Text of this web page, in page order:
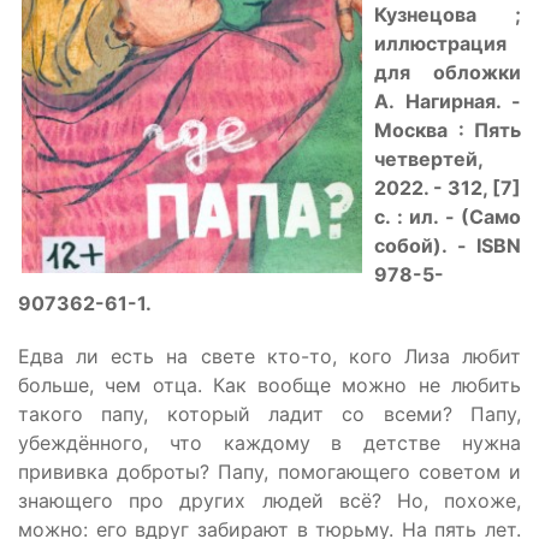
Кузнецова ;
иллюстрация
для обложки
А. Нагирная. -
Москва : Пять
четвертей,
2022. - 312, [7]
с. : ил. - (Само
собой). - ISBN
978-5-
907362-61-1.
Едва ли есть на свете кто-то, кого Лиза любит
больше, чем отца. Как вообще можно не любить
такого папу, который ладит со всеми? Папу,
убеждённого, что каждому в детстве нужна
прививка доброты? Папу, помогающего советом и
знающего про других людей всё? Но, похоже,
можно: его вдруг забирают в тюрьму. На пять лет.